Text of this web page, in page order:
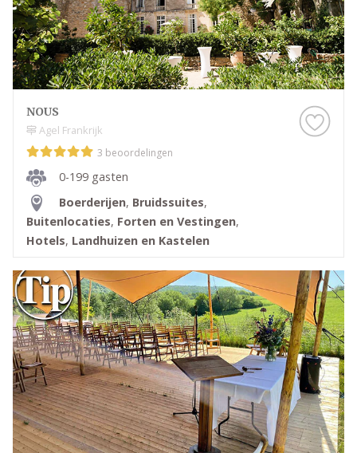
NOUS
Agel Frankrijk
3 beoordelingen
0-199 gasten
Boerderijen, Bruidssuites,
Buitenlocaties, Forten en Vestingen,
Hotels, Landhuizen en Kastelen